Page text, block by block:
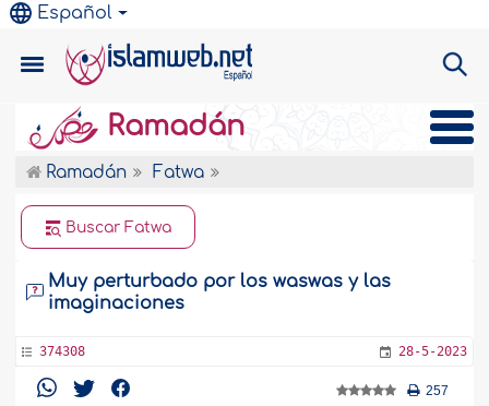
Español
Ramadán
Ramadán Fatwa
Buscar Fatwa
Muy perturbado por los waswas y las
imaginaciones
374308 28-5-2023
257